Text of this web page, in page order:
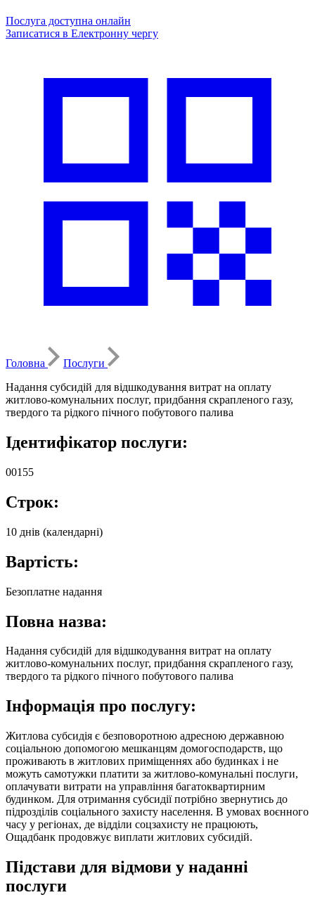
Послуга доступна онлайн
Записатися в Електронну чергу
Головна
Послуги
Надання субсидій для відшкодування витрат на оплату
житлово-комунальних послуг, придбання скрапленого газу,
твердого та рідкого пічного побутового палива
Ідентифікатор послуги:
00155
Строк:
10 днів (календарні)
Вартість:
Безоплатне надання
Повна назва:
Надання субсидій для відшкодування витрат на оплату
житлово-комунальних послуг, придбання скрапленого газу,
твердого та рідкого пічного побутового палива
Інформація про послугу:
Житлова субсидія є безповоротною адресною державною
соціальною допомогою мешканцям домогосподарств, що
проживають в житлових приміщеннях або будинках і не
можуть самотужки платити за житлово-комунальні послуги,
оплачувати витрати на управління багатоквартирним
будинком. Для отримання субсидії потрібно звернутись до
підрозділів соціального захисту населення. В умовах воєнного
часу у регіонах, де відділи соцзахисту не працюють,
Ощадбанк продовжує виплати житлових субсидій.
Підстави для відмови у наданні
послуги